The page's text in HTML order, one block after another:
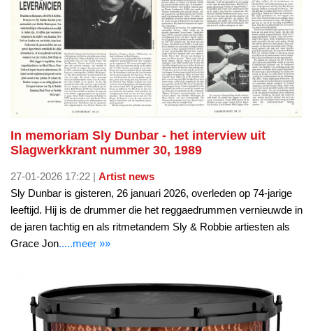
In memoriam Sly Dunbar - het interview uit
Slagwerkkrant nummer 30, 1989
27-01-2026 17:22 | Artist news
Sly Dunbar is gisteren, 26 januari 2026, overleden op 74-jarige
leeftijd. Hij is de drummer die het reggaedrummen vernieuwde in
de jaren tachtig en als ritmetandem Sly & Robbie artiesten als
Grace Jon.....meer »»